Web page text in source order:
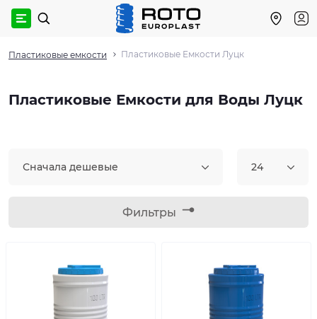
Пластиковые емкости Пластиковые Емкости Луцк
Пластиковые Емкости для Воды Луцк
Сначала дешевые 24
Фильтры